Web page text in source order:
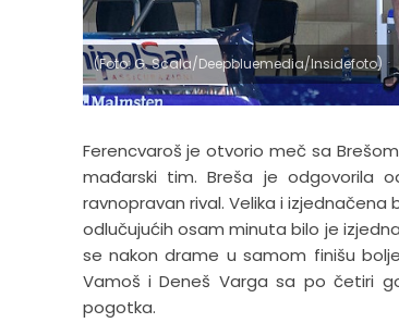
(Foto: G. Scala/Deepbluemedia/Insidefoto)
Ferencvaroš je otvorio meč sa
mađarski tim. Breša je odgovorila
ravnopravan rival. Velika i
odlučujućih osam minuta bilo je
se nakon drame u samom finišu
Vamoš i Deneš Varga sa po četiri
pogotka.